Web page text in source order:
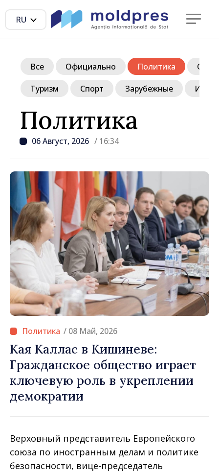
RU
Политика
06 Август, 2026 / 16:34
Все Официально Политика
Туризм Спорт Зарубежные
/ 08 Май, 2026
Кая Каллас в Кишиневе:
Гражданское общество играет
ключевую роль в укреплении
демократии
Верховный представитель Европейского
союза по иностранным делам и политике
безопасности, вице-председатель